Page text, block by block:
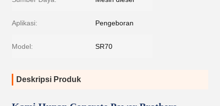
Aplikasi: Pengeboran
Model: SR70
Deskripsi Produk